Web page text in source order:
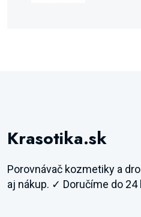
Krasotika.sk
Porovnávač kozmetiky a
aj nákup. ✓ Doručíme do 24